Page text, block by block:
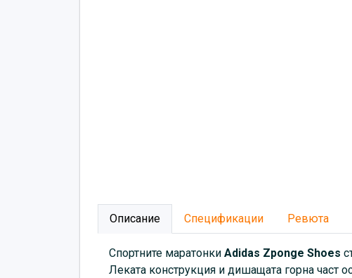
Описание Спецификации Ревюта
Спортните маратонки Adidas Zponge Shoes
Леката конструкция и дишащата горна част